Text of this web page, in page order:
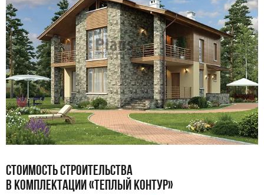
СТОИМОСТЬ СТРОИТЕЛЬСТВА
В КОМПЛЕКТАЦИИ «ТЕПЛЫЙ КОНТУР»